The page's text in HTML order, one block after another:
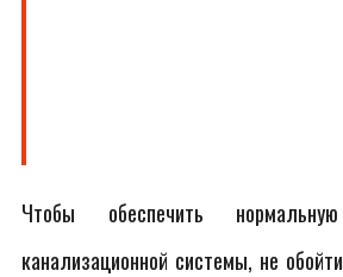
Чтобы обеспечить
канализационной системы, не